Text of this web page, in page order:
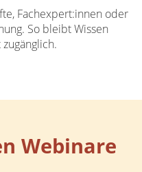
Fachexpert:innen oder
So bleibt Wissen
Webinare